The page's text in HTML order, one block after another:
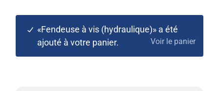
«Fendeuse à vis (hydraulique)» a été
ajouté à votre panier.
Voir le panier